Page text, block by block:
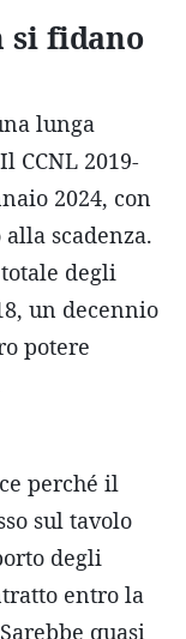
si fidano
lunga
CCNL 2019-
2024, con
scadenza.
degli
un decennio
potere
perché il
sul tavolo
degli
entro la
quasi